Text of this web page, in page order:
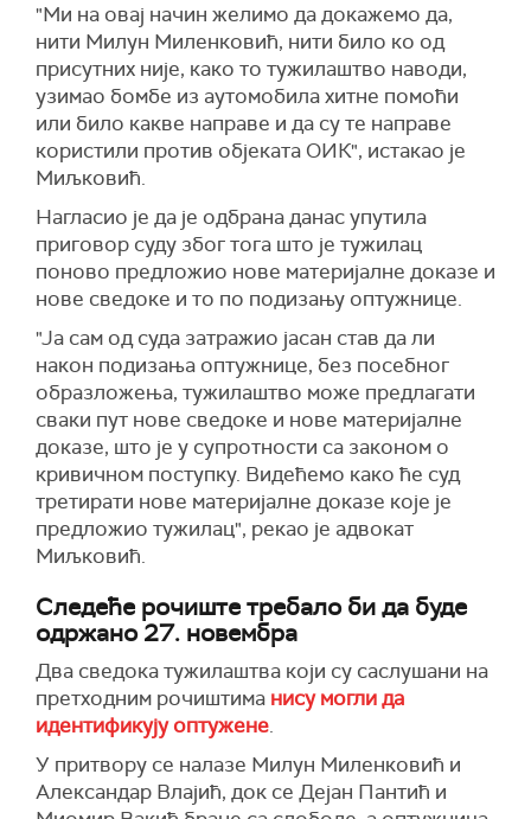
"Ми на овај начин желимо да докажемо да,
нити Милун Миленковић, нити било ко од
присутних није, како то тужилаштво наводи,
узимао бомбе из аутомобила хитне помоћи
или било какве направе и да су те направе
користили против објеката ОИК", истакао је
Миљковић.
Нагласио је да је одбрана данас упутила
приговор суду због тога што је тужилац
поново предложио нове материјалне доказе и
нове сведоке и то по подизању оптужнице.
"Ја сам од суда затражио јасан став да ли
након подизања оптужнице, без посебног
образложења, тужилаштво може предлагати
сваки пут нове сведоке и нове материјалне
доказе, што је у супротности са законом о
кривичном поступку. Видећемо како ће суд
третирати нове материјалне доказе које је
предложио тужилац", рекао је адвокат
Миљковић.
Следеће рочиште требало би да буде
одржано 27. новембра
Два сведока тужилаштва који су саслушани на
претходним рочиштима нису могли да
идентификују оптужене.
У притвору се налазе Милун Миленковић и
Александар Влајић, док се Дејан Пантић и